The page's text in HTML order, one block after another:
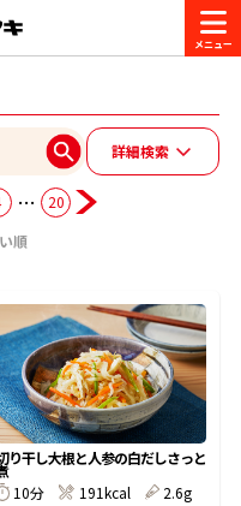
ヤマキ 割烹白だし
詳細検索
…
20
順
り干し大根と人参の白だしさっと
10分
191kcal 2.6g